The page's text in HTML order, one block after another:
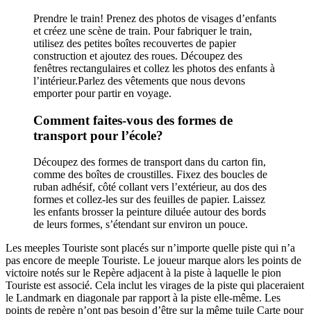
Prendre le train! Prenez des photos de visages d’enfants
et créez une scène de train. Pour fabriquer le train,
utilisez des petites boîtes recouvertes de papier
construction et ajoutez des roues. Découpez des
fenêtres rectangulaires et collez les photos des enfants à
l’intérieur.Parlez des vêtements que nous devons
emporter pour partir en voyage.
Comment faites-vous des formes de
transport pour l’école?
Découpez des formes de transport dans du carton fin,
comme des boîtes de croustilles. Fixez des boucles de
ruban adhésif, côté collant vers l’extérieur, au dos des
formes et collez-les sur des feuilles de papier. Laissez
les enfants brosser la peinture diluée autour des bords
de leurs formes, s’étendant sur environ un pouce.
Les meeples Touriste sont placés sur n’importe quelle piste qui n’a
pas encore de meeple Touriste. Le joueur marque alors les points de
victoire notés sur le Repère adjacent à la piste à laquelle le pion
Touriste est associé. Cela inclut les virages de la piste qui placeraient
le Landmark en diagonale par rapport à la piste elle-même. Les
points de repère n’ont pas besoin d’être sur la même tuile Carte pour